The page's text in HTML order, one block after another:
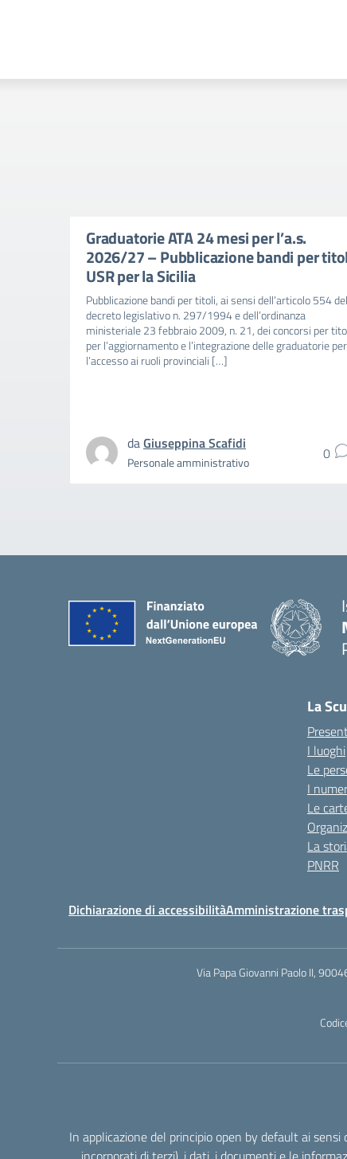
Graduatorie ATA 24 mesi per l’a.s.
2026/27 – Pubblicazione bandi per
USR per la Sicilia
Pubblicazione bandi per titoli, ai sensi dell’articolo 554 del
decreto legislativo n. 297/1994 e dell’ordinanza
ministeriale 23 febbraio 2009, n. 21, dei concorsi per
per l’aggiornamento e l’integrazione delle graduatorie per
l’accesso ai ruoli provinciali […]
daGiuseppina Scafidi
Personale amministrativo 0
La
I luoghi
Le
I
Le
La
PNRR
Dichiarazione di accessibilitàAmministrazione
Via Papa Giovanni Paolo II,
In applicazione del principio open by default ai